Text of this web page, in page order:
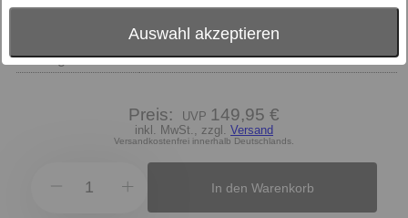
Auswahl akzeptieren
Größe
Sommerdecken
Füllung 90 % Daunen / 10 % Federn
Preis: 149,95 €
inkl. MwSt., zzgl. Versand
Versandkostenfrei innerhalb Deutschlands.
In den Warenkorb